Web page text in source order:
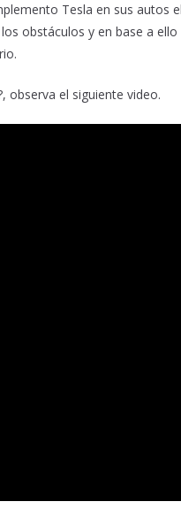
Tesla en sus autos
obstáculos y en base a
observa el siguiente video.